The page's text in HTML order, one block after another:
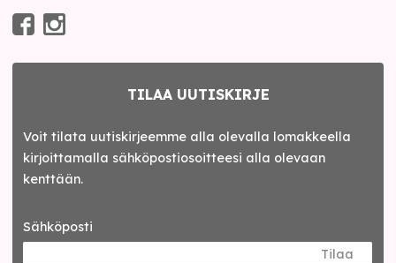
TILAA UUTISKIRJE
Voit tilata uutiskirjeemme alla olevalla lomakkeella
kirjoittamalla sähköpostiosoitteesi alla olevaan
kenttään.
Sähköposti
Tilaa